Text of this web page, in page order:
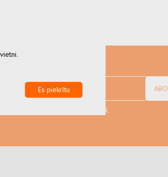
izmaksas.
un sīkfailu izmantošanai.
Es piekrītu